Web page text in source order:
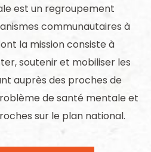
est un regroupement
communautaires à
la mission consiste à
soutenir et mobiliser les
auprès des proches de
de santé mentale et
sur le plan national.